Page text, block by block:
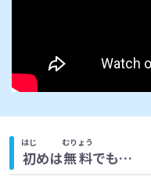
初
はじ
めは無料
むりょう
でも…